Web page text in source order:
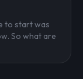
to start was
So what are